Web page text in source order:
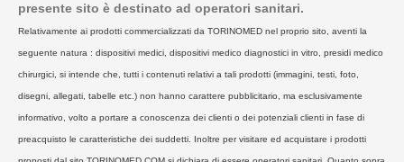
presente sito è destinato ad operatori sanitari.
Relativamente ai prodotti commercializzati da TORINOMED nel proprio sito, aventi la
seguente natura : dispositivi medici, dispositivi medico diagnostici in vitro, presidi medico
chirurgici, si intende che, tutti i contenuti relativi a tali prodotti (immagini, testi, foto,
disegni, allegati, tabelle etc.) non hanno carattere pubblicitario, ma esclusivamente
informativo, volto a portare a conoscenza dei clienti o dei potenziali clienti in fase di
preacquisto le caratteristiche dei suddetti. Inoltre per visitare ed acquistare i prodotti